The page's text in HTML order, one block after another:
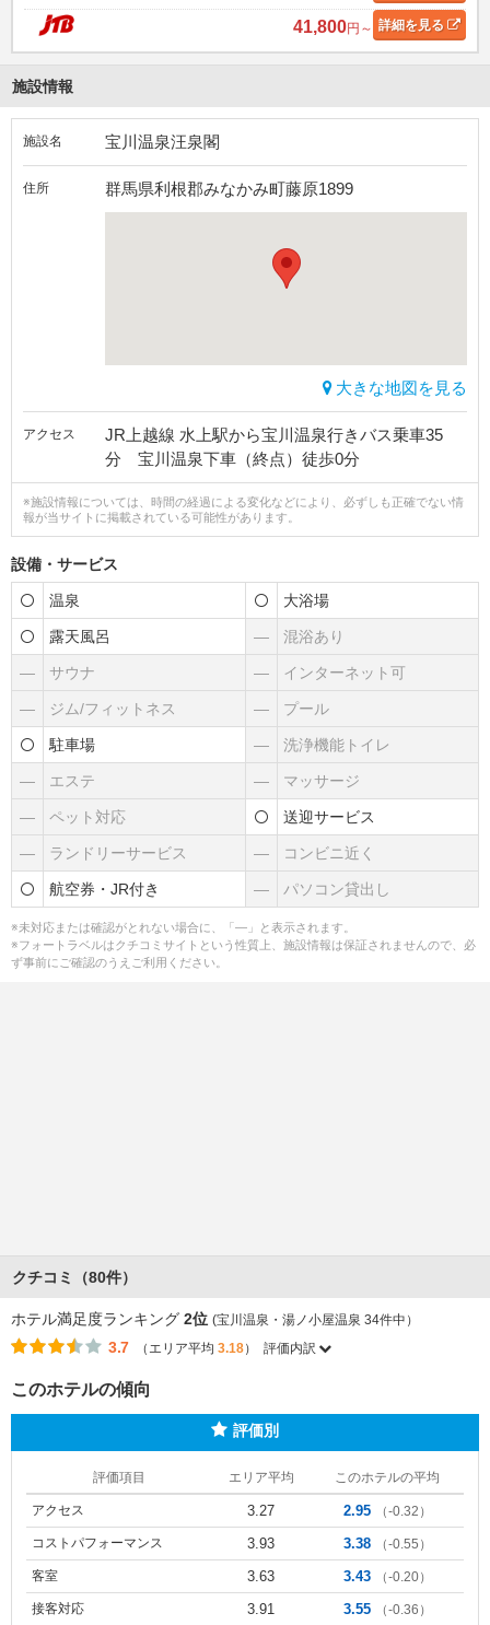
41,800円～ 詳細を見る
施設情報
施設名 宝川温泉汪泉閣
住所 群馬県利根郡みなかみ町藤原1899
大きな地図を見る
アクセス
JR上越線 水上駅から宝川温泉行きバス乗車35
分 宝川温泉下車（終点）徒歩0分
※施設情報については、時間の経過による変化などにより、必ずしも正確でない情
報が当サイトに掲載されている可能性があります。
設備・サービス
温泉 大浴場
露天風呂 ― 混浴あり
― サウナ ― インターネット可
― ジム/フィットネス ― プール
駐車場 ― 洗浄機能トイレ
― エステ ― マッサージ
― ペット対応 送迎サービス
― ランドリーサービス ― コンビニ近く
航空券・JR付き ― パソコン貸出し
※未対応または確認がとれない場合に、「―」と表示されます。
※フォートラベルはクチコミサイトという性質上、施設情報は保証されませんので、必
ず事前にご確認のうえご利用ください。
クチコミ（80件）
ホテル満足度ランキング 2位 (宝川温泉・湯ノ小屋温泉 34件中）
3.7 （エリア平均 3.18） 評価内訳
このホテルの傾向
評価別
評価項目 エリア平均 このホテルの平均
アクセス 3.27 2.95 （-0.32）
コストパフォーマンス 3.93 3.38 （-0.55）
客室 3.63 3.43 （-0.20）
接客対応 3.91 3.55 （-0.36）